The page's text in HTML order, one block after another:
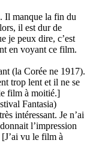
Il manque la fin du
il est dur de
je peux dire, c’est
en voyant ce film.
(la Corée ne 1917).
trop lent et il ne se
film à moitié.]
Fantasia)
intéressant. Je n’ai
l’impression
vu le film à